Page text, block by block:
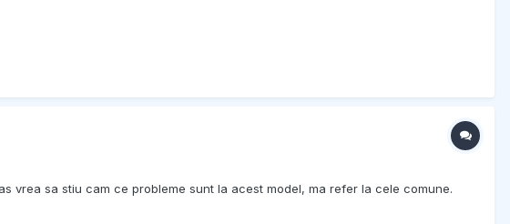
vrea sa stiu cam ce probleme sunt la acest model, ma refer la cele comune.